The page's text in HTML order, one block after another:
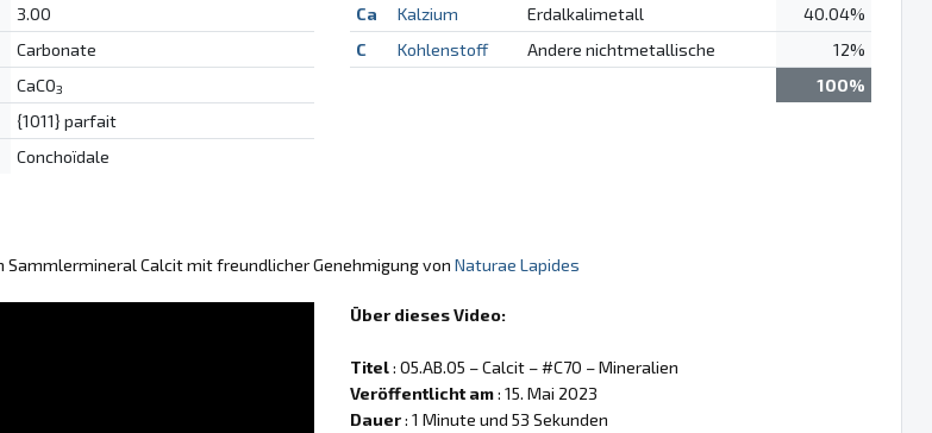
3.00
Carbonate
CaCO3
{1011} parfait
Conchoïdale
Ca
Kalzium Erdalkalimetall
40.04%
C
Kohlenstoff Andere nichtmetallische
12%
100%
Calcit mit freundlicher Genehmigung von Naturae Lapides
Über dieses Video:
Titel: 05.AB.05 – Calcit – #C70 – Mineralien
Veröffentlicht am: 15. Mai 2023
Dauer: 1 Minute und 53 Sekunden